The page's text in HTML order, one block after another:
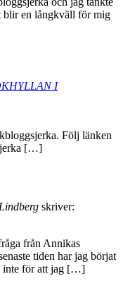
blir en långkväll för mig
I
Följ länken
[…]
skriver:
från Annikas
tiden har jag börjat
inte för att jag […]